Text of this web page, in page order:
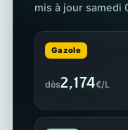
mis à jour samedi
Gazole
dès2,174€/L